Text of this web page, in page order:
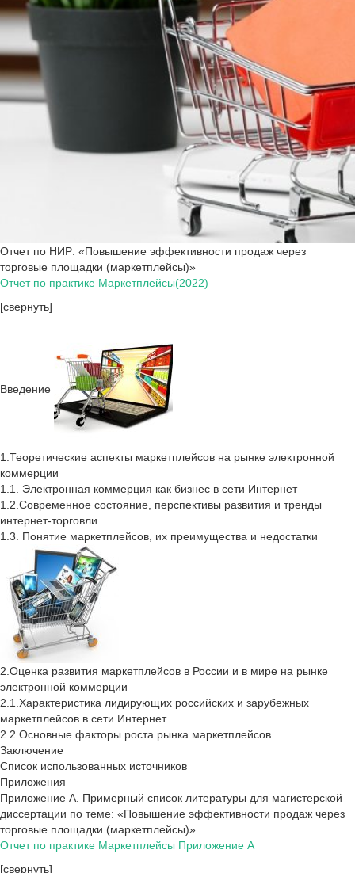
Отчет по НИР: «Повышение эффективности продаж через
торговые площадки (маркетплейсы)»
Отчет по практике Маркетплейсы(2022)
[свернуть]
Введение
1.Теоретические аспекты маркетплейсов на рынке электронной
коммерции
1.1. Электронная коммерция как бизнес в сети Интернет
1.2.Современное состояние, перспективы развития и тренды
интернет-торговли
1.3. Понятие маркетплейсов, их преимущества и недостатки
2.Оценка развития маркетплейсов в России и в мире на рынке
электронной коммерции
2.1.Характеристика лидирующих российских и зарубежных
маркетплейсов в сети Интернет
2.2.Основные факторы роста рынка маркетплейсов
Заключение
Список использованных источников
Приложения
Приложение А. Примерный список литературы для магистерской
диссертации по теме: «Повышение эффективности продаж через
торговые площадки (маркетплейсы)»
Отчет по практике Маркетплейсы Приложение А
[свернуть]